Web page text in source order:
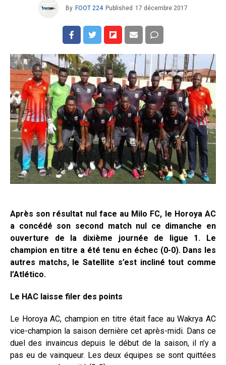
By FOOT 224 Published 17 décembre 2017
Après son résultat nul face au Milo FC, le Horoya AC
a concédé son second match nul ce dimanche en
ouverture de la dixième journée de ligue 1. Le
champion en titre a été tenu en échec (0-0). Dans les
autres matchs, le Satellite s’est incliné tout comme
l’Atlético.
Le HAC laisse filer des points
Le Horoya AC, champion en titre était face au Wakrya AC
vice-champion la saison dernière cet après-midi. Dans ce
duel des invaincus depuis le début de la saison, il n’y a
pas eu de vainqueur. Les deux équipes se sont quittées